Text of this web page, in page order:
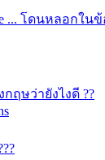
... โดนหลอกใ
ฤษว่ายังไงดี ??